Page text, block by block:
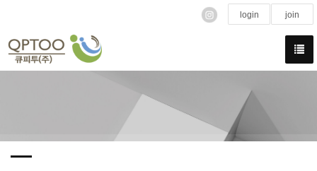
login join